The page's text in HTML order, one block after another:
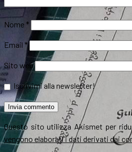
Nome*
Email *
Sito web
Iscrivimi alla newsletter!
Questo sito utilizza Akismet per
vengono elaborati i dati derivati dai